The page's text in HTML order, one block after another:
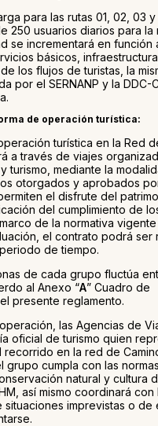
para las rutas 01, 02, 03
250 usuarios diarios para la
se incrementará en función
básicos,
los flujos de turistas, la
por el SERNANP y la DDC-
de operación turística:
turística en la Red
a través de viajes
turismo, mediante la
otorgados y aprobados
el disfrute del
del cumplimiento de
de la normativa
el contrato podrá
de tiempo.
de cada grupo fluctúa
al Anexo “A” Cuadro de
presente reglamento.
las Agencias de
oficial de turismo quien
en la red de
grupo cumpla con las
natural y cultura
así mismo coordinará
imprevistas o de